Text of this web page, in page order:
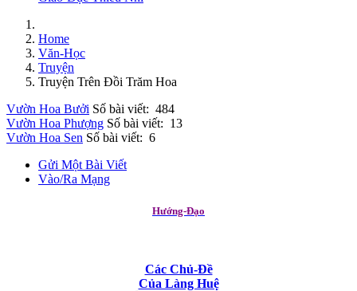
Home
Văn-Học
Truyện
Truyện Trên Đồi Trăm Hoa
Vườn Hoa Bưởi Số bài viết: 484
Vườn Hoa Phượng Số bài viết: 13
Vườn Hoa Sen Số bài viết: 6
Gửi Một Bài Viết
Vào/Ra Mạng
Hướng-Đạo
Các Chủ-Đề
Của Làng Huệ